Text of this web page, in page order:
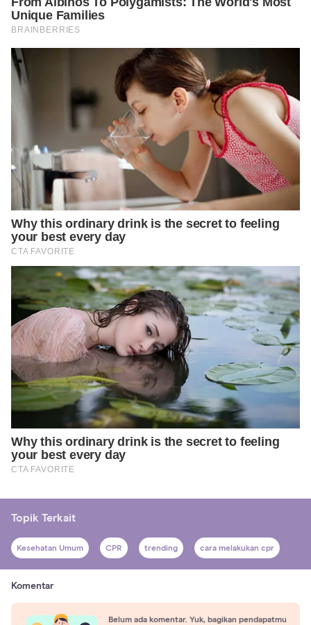
Topik Terkait
Kesehatan Umum CPR trending cara melakukan cpr
Komentar
Belum ada komentar. Yuk, bagikan pendapatmu